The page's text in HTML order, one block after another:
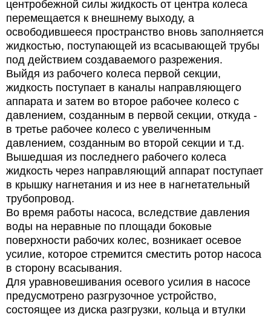
центробежной силы жидкость от центра колеса
перемещается к внешнему выходу, а
освободившееся пространство вновь заполняется
жидкостью, поступающей из всасывающей трубы
под действием создаваемого разрежения.
Выйдя из рабочего колеса первой секции,
жидкость поступает в каналы направляющего
аппарата и затем во второе рабочее колесо с
давлением, созданным в первой секции, откуда -
в третье рабочее колесо с увеличенным
давлением, созданным во второй секции и т.д.
Вышедшая из последнего рабочего колеса
жидкость через направляющий аппарат поступает
в крышку нагнетания и из нее в нагнетательный
трубопровод.
Во время работы насоса, вследствие давления
воды на неравные по площади боковые
поверхности рабочих колес, возникает осевое
усилие, которое стремится сместить ротор насоса
в сторону всасывания.
Для уравновешивания осевого усилия в насосе
предусмотрено разгрузочное устройство,
состоящее из диска разгрузки, кольца и втулки